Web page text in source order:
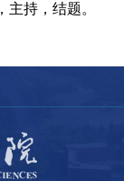
，主持，结题。